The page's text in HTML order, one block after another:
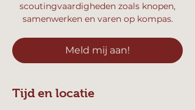
scoutingvaardigheden zoals knopen,
samenwerken en varen op kompas.
Meld mij aan!
Tijd en locatie